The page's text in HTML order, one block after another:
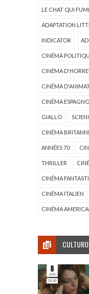
LE CHAT QUI
ADAPTATION
INDICATOR
CINÉMA
CINÉMA
CINÉMA
CINÉMA
GIALLO
CINÉMA
ANNÉES 70
THRILLER
CINÉMA
CINÉMA ITALIEN
CINÉMA